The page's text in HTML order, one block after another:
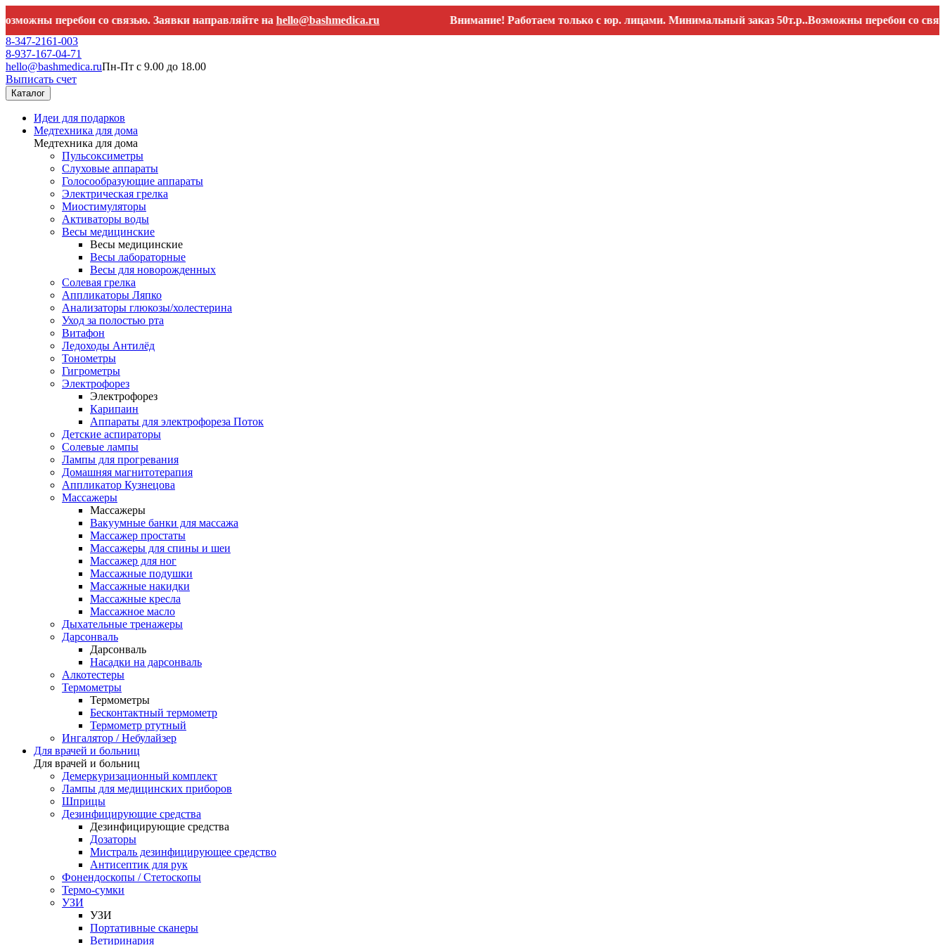
перебои со связью. Заявки направляйте наhello@bashmedica.ru
Внимание! Работаем только с юр. лицами. Минимальный заказ 50т.р..Возможны перебои со связью.
8-347-2161-003
8-937-167-04-71
hello@bashmedica.ruПн-Пт с 9.00 до 18.00
Выписать счет
Каталог
Идеи для подарков
Медтехника для дома
Медтехника для дома
Пульсоксиметры
Слуховые аппараты
Голосообразующие аппараты
Электрическая грелка
Миостимуляторы
Активаторы воды
Весы медицинские
Весы медицинские
Весы лабораторные
Весы для новорожденных
Солевая грелка
Аппликаторы Ляпко
Анализаторы глюкозы/холестерина
Уход за полостью рта
Витафон
Ледоходы Антилёд
Тонометры
Гигрометры
Электрофорез
Электрофорез
Карипаин
Аппараты для электрофореза Поток
Детские аспираторы
Солевые лампы
Лампы для прогревания
Домашняя магнитотерапия
Аппликатор Кузнецова
Массажеры
Массажеры
Вакуумные банки для массажа
Массажер простаты
Массажеры для спины и шеи
Массажер для ног
Массажные подушки
Массажные накидки
Массажные кресла
Массажное масло
Дыхательные тренажеры
Дарсонваль
Дарсонваль
Насадки на дарсонваль
Алкотестеры
Термометры
Термометры
Бесконтактный термометр
Термометр ртутный
Ингалятор / Небулайзер
Для врачей и больниц
Для врачей и больниц
Демеркуризационный комплект
Лампы для медицинских приборов
Шприцы
Дезинфицирующие средства
Дезинфицирующие средства
Дозаторы
Мистраль дезинфицирующее средство
Антисептик для рук
Фонендоскопы / Стетоскопы
Термо-сумки
УЗИ
УЗИ
Портативные сканеры
Ветиринария